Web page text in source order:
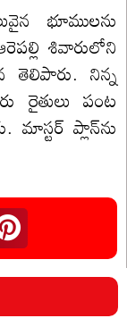
భూములను
శివారులోని
తెలిపారు. నిన్న
రైతులు పంట
మాస్టర్ ప్లాన్‌ను